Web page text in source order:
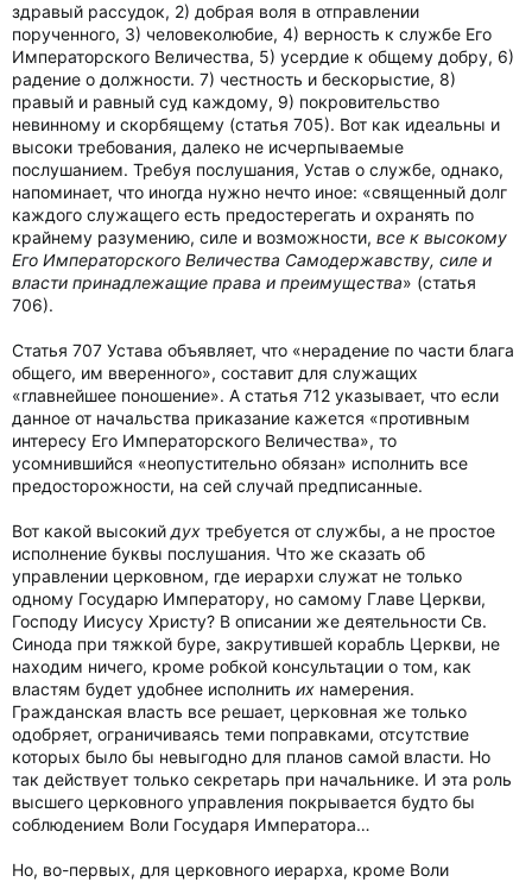
здравый рассудок, 2) добрая воля в отправлении
порученного, 3) человеколюбие, 4) верность к службе Его
Императорского Величества, 5) усердие к общему добру, 6)
радение о должности. 7) честность и бескорыстие, 8)
правый и равный суд каждому, 9) покровительство
невинному и скорбящему (статья 705). Вот как идеальны и
высоки требования, далеко не исчерпываемые
послушанием. Требуя послушания, Устав о службе, однако,
напоминает, что иногда нужно нечто иное: «священный долг
каждого служащего есть предостерегать и охранять по
крайнему разумению, силе и возможности, все к высокому
Его Императорского Величества Самодержавству, силе и
власти принадлежащие права и преимущества» (статья
706).
Статья 707 Устава объявляет, что «нерадение по части блага
общего, им вверенного», составит для служащих
«главнейшее поношение». А статья 712 указывает, что если
данное от начальства приказание кажется «противным
интересу Его Императорского Величества», то
усомнившийся «неопустительно обязан» исполнить все
предосторожности, на сей случай предписанные.
Вот какой высокий дух требуется от службы, а не простое
исполнение буквы послушания. Что же сказать об
управлении церковном, где иерархи служат не только
одному Государю Императору, но самому Главе Церкви,
Господу Иисусу Христу? В описании же деятельности Св.
Синода при тяжкой буре, закрутившей корабль Церкви, не
находим ничего, кроме робкой консультации о том, как
властям будет удобнее исполнить их намерения.
Гражданская власть все решает, церковная же только
одобряет, ограничиваясь теми поправками, отсутствие
которых было бы невыгодно для планов самой власти. Но
так действует только секретарь при начальнике. И эта роль
высшего церковного управления покрывается будто бы
соблюдением Воли Государя Императора…
Но, во-первых, для церковного иерарха, кроме Воли